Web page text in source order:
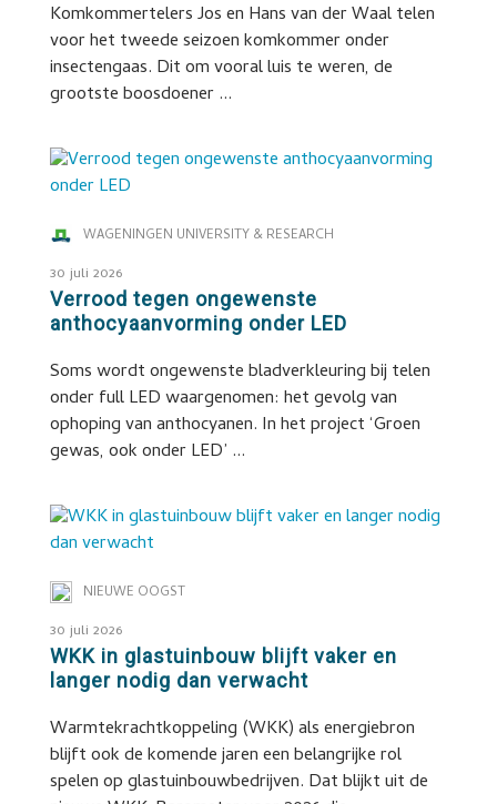
Komkommertelers Jos en Hans van der Waal telen
voor het tweede seizoen komkommer onder
insectengaas. Dit om vooral luis te weren, de
grootste boosdoener ...
WAGENINGEN UNIVERSITY & RESEARCH
30 juli 2026
Verrood tegen ongewenste
anthocyaanvorming onder LED
Soms wordt ongewenste bladverkleuring bij telen
onder full LED waargenomen: het gevolg van
ophoping van anthocyanen. In het project ‘Groen
gewas, ook onder LED’ ...
NIEUWE OOGST
30 juli 2026
WKK in glastuinbouw blijft vaker en
langer nodig dan verwacht
Warmtekrachtkoppeling (WKK) als energiebron
blijft ook de komende jaren een belangrijke rol
spelen op glastuinbouwbedrijven. Dat blijkt uit de